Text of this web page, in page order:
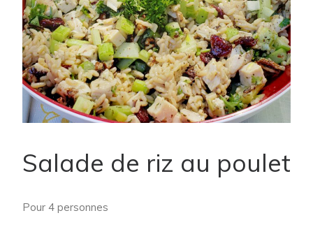
SEARCH
Salade de riz au poulet
Pour 4 personnes